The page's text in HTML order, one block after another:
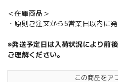
＜在庫商品＞
・原則ご注文から5営業日以内に発
※発送予定日は入荷状況により前
ご理解ください。
この商品をア